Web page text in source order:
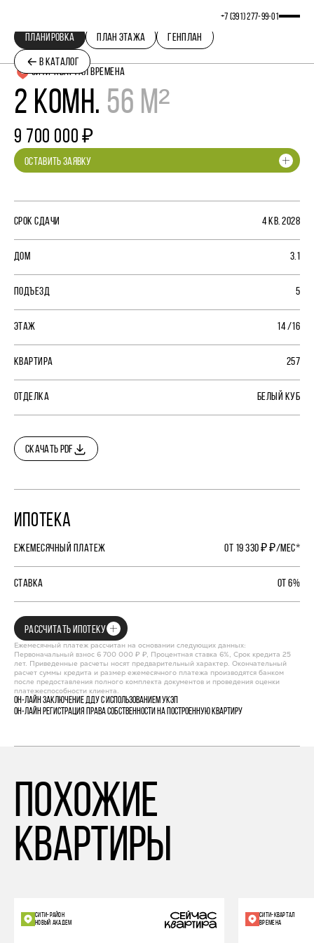
+7 (391) 277‒99‒01
В КАТАЛОГ
ПЛАНИРОВКА ПЛАН ЭТАЖА ГЕНПЛАН
СИТИ-КВАРТАЛ ВРЕМЕНА
2 КОМН. 56 М²
9 700 000 ₽
ОСТАВИТЬ ЗАЯВКУ
СРОК СДАЧИ 4 КВ. 2028
ДОМ 3.1
ПОДЪЕЗД 5
ЭТАЖ 14 /16
КВАРТИРА 257
ОТДЕЛКА БЕЛЫЙ КУБ
СКАЧАТЬ PDF
ИПОТЕКА
ЕЖЕМЕСЯЧНЫЙ ПЛАТЕЖ ОТ 19 330 ₽ ₽/МЕС*
СТАВКА ОТ 6%
РАССЧИТАТЬ ИПОТЕКУ
Ежемесячный платеж рассчитан на основании следующих данных:
Первоначальный взнос 6 700 000 ₽ ₽, Процентная ставка 6%, Срок кредита 25
лет. Приведенные расчеты носят предварительный характер. Окончательный
расчет суммы кредита и размер ежемесячного платежа производятся банком
после предоставления полного комплекта документов и проведения оценки
платежеспособности клиента.
Он-лайн заключение ДДУ с использованием УКЭП
Он-лайн регистрация права собственности на построенную квартиру
похожие
квартиры
СИТИ-РАЙОН
НОВЫЙ АКАДЕМ
СИТИ-КВАРТАЛ
ВРЕМЕНА